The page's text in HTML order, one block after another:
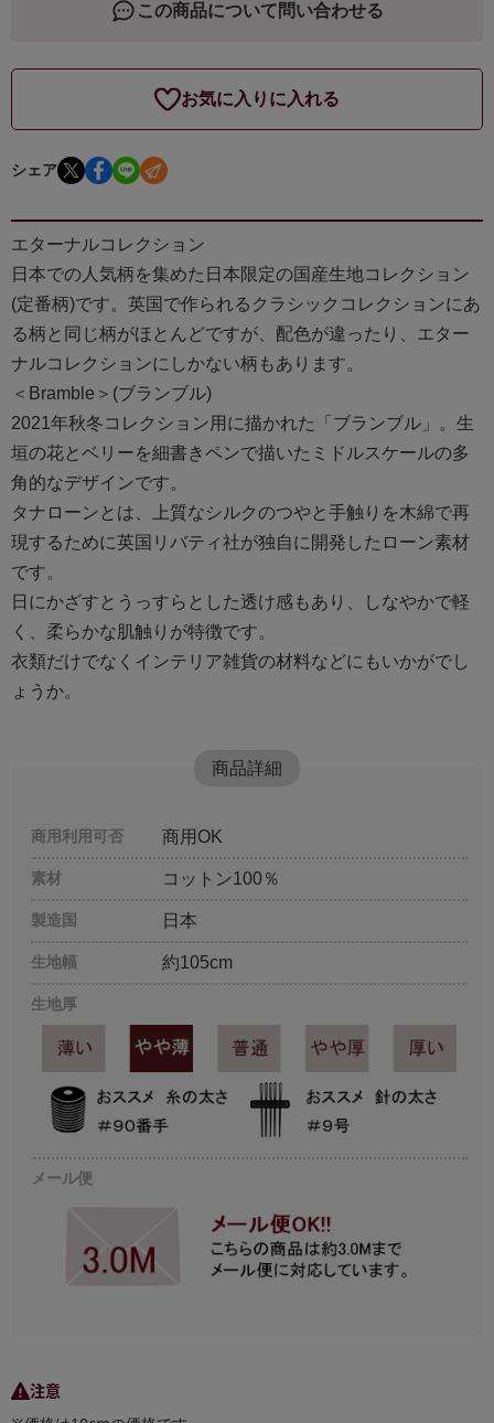
この商品について問い合わせる
お気に入りに入れる
シェア
エターナルコレクション
日本での人気柄を集めた日本限定の国産生地コレクション
(定番柄)です。英国で作られるクラシックコレクションにあ
る柄と同じ柄がほとんどですが、配色が違ったり、エター
ナルコレクションにしかない柄もあります。
＜Bramble＞(ブランブル)
2021年秋冬コレクション用に描かれた「ブランブル」。生
垣の花とベリーを細書きペンで描いたミドルスケールの多
角的なデザインです。
タナローンとは、上質なシルクのつやと手触りを木綿で再
現するために英国リバティ社が独自に開発したローン素材
です。
日にかざすとうっすらとした透け感もあり、しなやかで軽
く、柔らかな肌触りが特徴です。
衣類だけでなくインテリア雑貨の材料などにもいかがでし
ょうか。
商品詳細
商用利用可否 商用OK
素材 コットン100％
製造国 日本
生地幅 約105cm
生地厚
メール便
注意